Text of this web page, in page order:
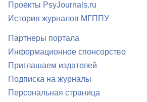
Проекты PsyJournals.ru
История журналов МГППУ
Партнеры портала
Информационное спонсорство
Приглашаем издателей
Подписка на журналы
Персональная страница